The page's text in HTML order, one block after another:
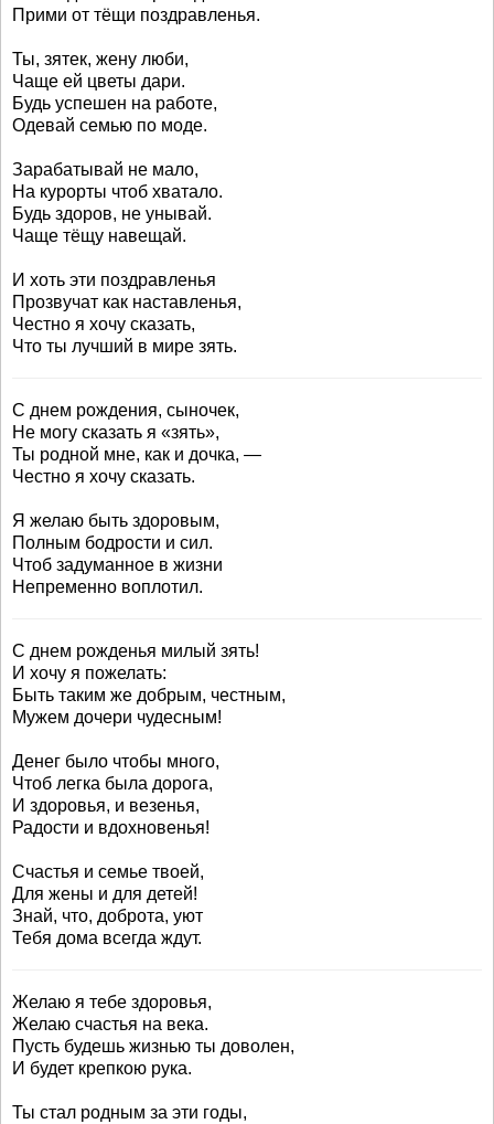
Прими от тёщи поздравленья.
Ты, зятек, жену люби,
Чаще ей цветы дари.
Будь успешен на работе,
Одевай семью по моде.
Зарабатывай не мало,
На курорты чтоб хватало.
Будь здоров, не унывай.
Чаще тёщу навещай.
И хоть эти поздравленья
Прозвучат как наставленья,
Честно я хочу сказать,
Что ты лучший в мире зять.
С днем рождения, сыночек,
Не могу сказать я «зять»,
Ты родной мне, как и дочка, —
Честно я хочу сказать.
Я желаю быть здоровым,
Полным бодрости и сил.
Чтоб задуманное в жизни
Непременно воплотил.
С днем рожденья милый зять!
И хочу я пожелать:
Быть таким же добрым, честным,
Мужем дочери чудесным!
Денег было чтобы много,
Чтоб легка была дорога,
И здоровья, и везенья,
Радости и вдохновенья!
Счастья и семье твоей,
Для жены и для детей!
Знай, что, доброта, уют
Тебя дома всегда ждут.
Желаю я тебе здоровья,
Желаю счастья на века.
Пусть будешь жизнью ты доволен,
И будет крепкою рука.
Ты стал родным за эти годы,